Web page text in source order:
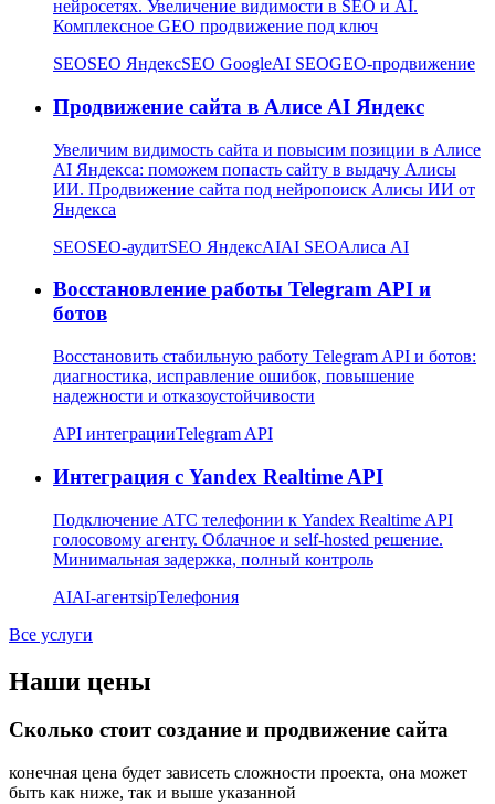
нейросетях. Увеличение видимости в SEO и AI.
Комплексное GEO продвижение под ключ
SEOSEO ЯндексSEO GoogleAI SEOGEO-продвижение
Продвижение сайта в Алисе AI Яндекс
Увеличим видимость сайта и повысим позиции в Алисе
AI Яндекса: поможем попасть сайту в выдачу Алисы
ИИ. Продвижение сайта под нейропоиск Алисы ИИ от
Яндекса
SEOSEO-аудитSEO ЯндексAIAI SEOАлиса AI
Восстановление работы Telegram API и
ботов
Восстановить стабильную работу Telegram API и ботов:
диагностика, исправление ошибок, повышение
надежности и отказоустойчивости
API интеграцииTelegram API
Интеграция с Yandex Realtime API
Подключение АТС телефонии к Yandex Realtime API
голосовому агенту. Облачное и self-hosted решение.
Минимальная задержка, полный контроль
AIAI-агентsipТелефония
Все услуги
Наши цены
Сколько стоит создание и продвижение сайта
конечная цена будет зависеть сложности проекта, она может
быть как ниже, так и выше указанной